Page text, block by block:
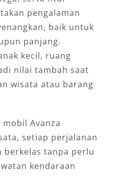
pengalaman
baik untuk
panjang.
kecil, ruang
nilai tambah saat
wisata atau barang
Avanza
setiap perjalanan
berkelas tanpa perlu
kendaraan